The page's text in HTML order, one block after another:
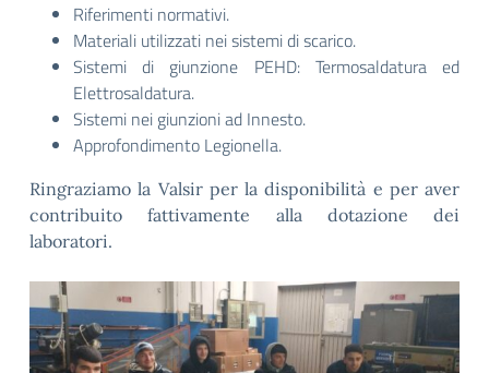
Riferimenti normativi.
Materiali utilizzati nei sistemi di scarico.
Sistemi di giunzione PEHD: Termosaldatura ed
Elettrosaldatura.
Sistemi nei giunzioni ad Innesto.
Approfondimento Legionella.
Ringraziamo la Valsir per la disponibilità e per aver
contribuito fattivamente alla dotazione dei
laboratori.